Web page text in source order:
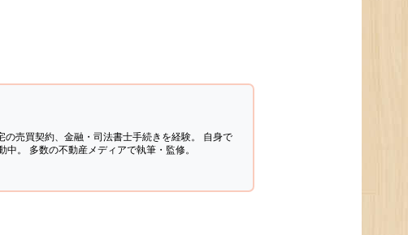
売買契約、金融・司法書士手続きを経験。 自身で
。 多数の不動産メディアで執筆・監修。